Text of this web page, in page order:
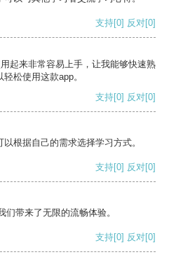
支持[0] 反对[0]
起来非常容易上手，让我能够快速熟
松使用这款app。
支持[0] 反对[0]
根据自己的需求选择学习方式。
支持[0] 反对[0]
带来了无限的流畅体验。
支持[0] 反对[0]